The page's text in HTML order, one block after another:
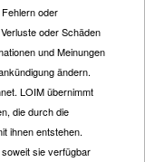
oder
oder Schäden
und Meinungen
ändern.
LOIM übernimmt
die durch die
ihnen entstehen.
sie verfügbar